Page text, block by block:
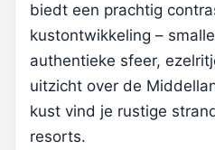
biedt een prachtig
kustontwikkeling –
authentieke sfeer,
uitzicht over de
kust vind je rustige
resorts.